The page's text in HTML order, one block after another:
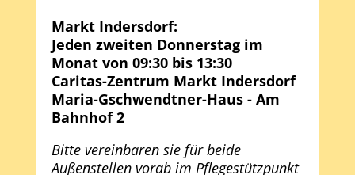
Markt Indersdorf:
Jeden zweiten Donnerstag im
Monat von 09:30 bis 13:30
Caritas-Zentrum Markt Indersdorf
Maria-Gschwendtner-Haus - Am
Bahnhof 2
Bitte vereinbaren sie für beide
Außenstellen vorab im Pflegestützpunkt